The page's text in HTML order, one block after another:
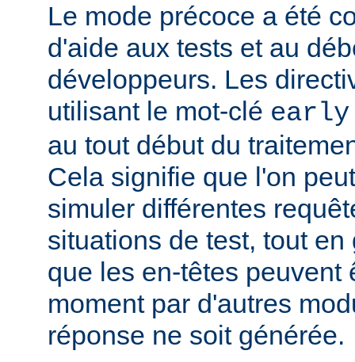
Le mode précoce a été
d'aide aux tests et au
développeurs. Les
utilisant le mot-clé early
au tout début du
Cela signifie que l'on
simuler différentes
situations de test, tout
que les en-têtes peuvent
moment par d'autres
réponse ne soit générée.